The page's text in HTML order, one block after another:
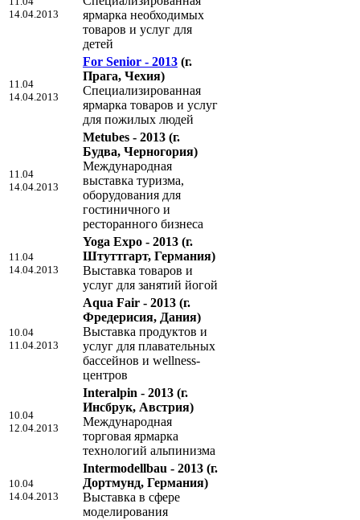
14.04.2013
ярмарка необходимых
товаров и услуг для
детей
11.04
14.04.2013
For Senior - 2013 (г.
Прага, Чехия)
Специализированная
ярмарка товаров и услуг
для пожилых людей
11.04
14.04.2013
Metubes - 2013 (г.
Будва, Черногория)
Международная
выставка туризма,
оборудования для
гостиничного и
ресторанного бизнеса
11.04
14.04.2013
Yoga Expo - 2013 (г.
Штуттгарт, Германия)
Выставка товаров и
услуг для занятий йогой
10.04
11.04.2013
Aqua Fair - 2013 (г.
Фредериcия, Дания)
Выставка продуктов и
услуг для плавательных
бассейнов и wellness-
центров
10.04
12.04.2013
Interalpin - 2013 (г.
Инсбрук, Австрия)
Международная
торговая ярмарка
технологий альпинизма
10.04
14.04.2013
Intermodellbau - 2013 (г.
Дортмунд, Германия)
Выставка в сфере
моделирования